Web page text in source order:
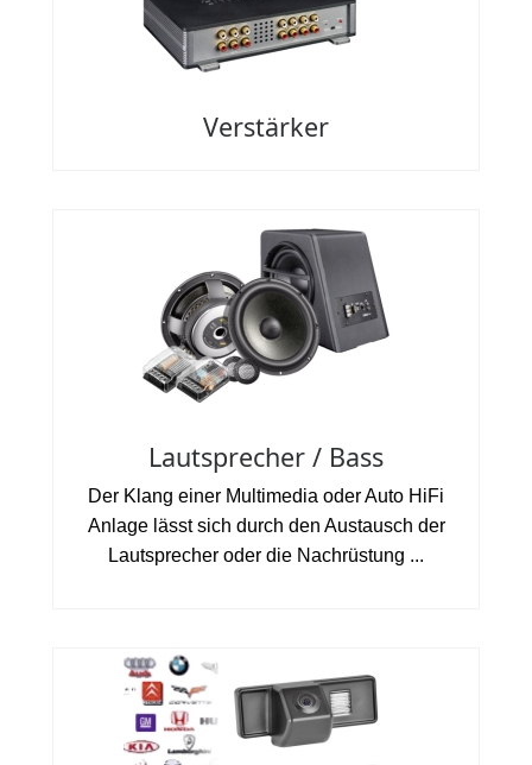
Verstärker
Lautsprecher / Bass
Der Klang einer Multimedia oder Auto HiFi
Anlage lässt sich durch den Austausch der
Lautsprecher oder die Nachrüstung ...